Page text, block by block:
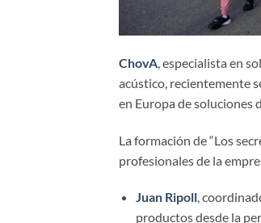
ChovA , especialista en
acústico, recientemente
en Europa de soluciones
La formación de “Los
profesionales de la
Juan Ripoll,
productos desde la